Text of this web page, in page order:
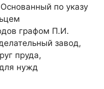
по указу
графом П.И.
завод,
пруда,
нужд